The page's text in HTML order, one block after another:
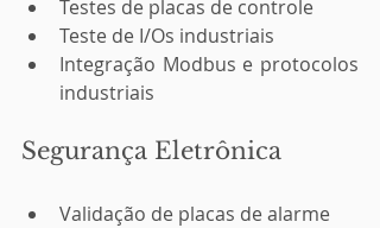
Testes de placas de controle
Teste de I/Os industriais
Integração Modbus e protocolos
industriais
Segurança Eletrônica
Validação de placas de alarme